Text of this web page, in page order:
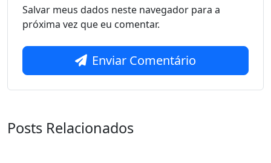
Salvar meus dados neste navegador para a
próxima vez que eu comentar.
Enviar Comentário
Posts Relacionados